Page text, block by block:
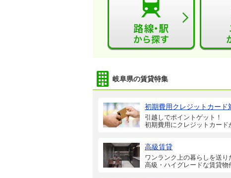
岐阜県の賃貸特集
初期費用クレジットカード
引越しでポイントゲット！
初期費用にクレジットカード
高級賃貸
ワンランク上の暮らしを送り
高級・ハイグレードな賃貸物